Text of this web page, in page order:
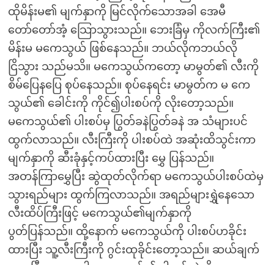
ထိုမိန်းမ၏ မျက်နှာကို မြင်လိုက်သောအခါ အေမီ
တော်တော်အံ့ သြောသွားသည်။ ဘေးခြံမှ ကိုလက်ကြီး၏
မိန်းမ မကေသွယ် ဖြစ်နေသည်။ ဘယ်လိုကဘယ်လို
ငြိသွား သည်မသိ။ မကေသွယ်ကတော့ မာမွတ်၏ လီးကို
စိမ်ပြေနပြေ စုပ်နေသည်။ စုပ်နေရင်း မာမွတ်က မ ကေ
သွယ်၏ ခေါင်းကို ကိုင်၍ပါးစပ်ကို လိုးတော့သည်။
မကေသွယ်၏ ပါးစပ်မှ ပြွတ်ခနဲပြွတ်ခနဲ အ သံများပင်
ထွက်လာသည်။ လီးကြီးကို ပါးစပ်ထဲ အဆုံးထိသွင်းကာ
မျက်နှာကို ဆီးခုံနှင့်ကပ်ထားပြီး မွှေ ပြန်သည်။
အတန်ကြာမွှေပြီး ဆွဲထုတ်လိုက်ရာ မကေသွယ်ပါးစပ်ထဲမှ
သွားရည်များ ထွက်ကြလာသည်။ အရည်များရွှဲနေသော
လီးထိပ်ကြီးဖြင့် မကေသွယ်၏မျက်နှာကို
ပွတ်ပြန်သည်။ ထို့နောက် မကေသွယ်ကို ပါးစပ်ဟခိုင်း
ထားပြီး သူ့လီးကြီးကို ဂွင်းထုခိုင်းတော့သည်။ ဆယ်ချက်